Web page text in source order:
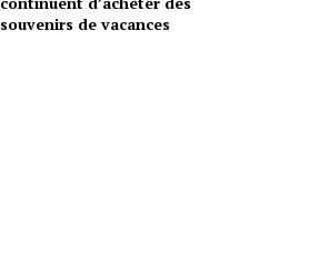
souvenirs de vacances